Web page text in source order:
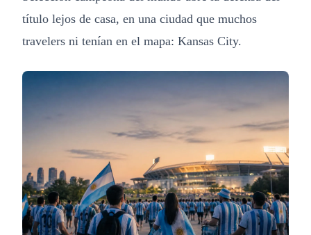
título lejos de casa, en una ciudad que muchos
travelers ni tenían en el mapa: Kansas City.